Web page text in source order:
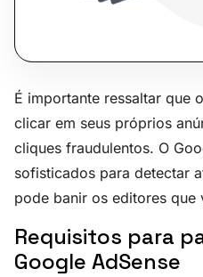
É importante ressaltar que
clicar em seus próprios
cliques fraudulentos. O
sofisticados para detectar
pode banir os editores que
Requisitos para
Google AdSense